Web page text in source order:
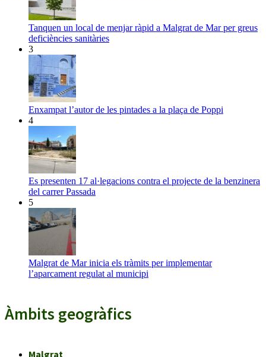
Tanquen un local de menjar ràpid a Malgrat de Mar per greus
deficiències sanitàries
3
Enxampat l’autor de les pintades a la plaça de Poppi
4
Es presenten 17 al·legacions contra el projecte de la benzinera
del carrer Passada
5
Malgrat de Mar inicia els tràmits per implementar
l’aparcament regulat al municipi
Àmbits geogràfics
Malgrat